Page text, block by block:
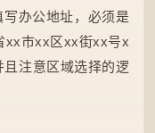
办公地址，必须是
xx市xx区xx街xx号x
注意区域选择的逻